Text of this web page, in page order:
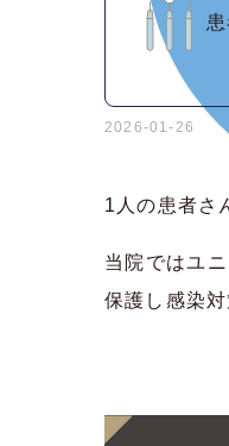
2026-01-26
1人の患者さ
当院ではユ
保護し感染